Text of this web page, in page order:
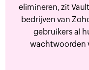
elimineren, zit
bedrijven van
gebruikers al
wachtwoorden